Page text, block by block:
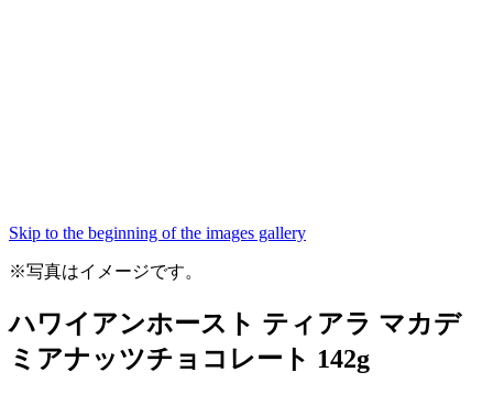
Skip to the beginning of the images gallery
※写真はイメージです。
ハワイアンホースト ティアラ マカデ
ミアナッツチョコレート 142g